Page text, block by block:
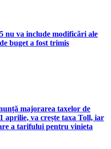
nu va include modificări ale
buget a fost trimis
majorarea taxelor de
aprilie, va crește taxa Toll, iar
a tarifului pentru vinieta